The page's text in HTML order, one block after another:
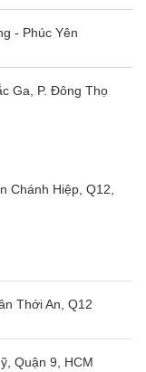
- Phúc Yên
Ga, P. Đông Thọ
Chánh Hiệp, Q12,
Thới An, Q12
Quận 9, HCM